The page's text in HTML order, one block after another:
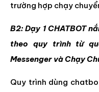
trường hợp chạy
B2: Dạy 1 CHATBOT
theo quy trình từ
Messenger và Chạy
Quy trình dùng